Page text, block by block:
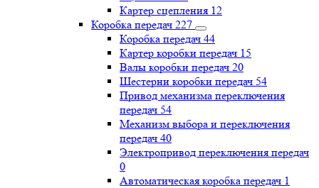
Картер сцепления 12
Коробка передач 227
Коробка передач 44
Картер коробки передач 15
Валы коробки передач 20
Шестерни коробки передач 54
Привод механизма переключения
передач 54
Механизм выбора и переключения
передач 40
Электропривод переключения передач
0
Автоматическая коробка передач 1